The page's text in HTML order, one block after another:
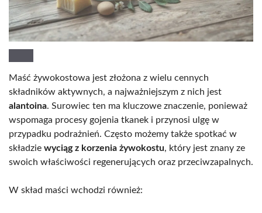
Maść żywokostowa jest złożona z wielu cennych
składników aktywnych, a najważniejszym z nich jest
alantoina. Surowiec ten ma kluczowe znaczenie, ponieważ
wspomaga procesy gojenia tkanek i przynosi ulgę w
przypadku podrażnień. Często możemy także spotkać w
składzie wyciąg z korzenia żywokostu, który jest znany ze
swoich właściwości regenerujących oraz przeciwzapalnych.
W skład maści wchodzi również: